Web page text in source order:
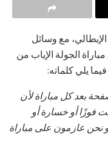
الإيطالي، مع وسائل
الجولة الإياب من
بعد كل مباراة لأن
فوزًا أو خسارة أو
و نحن عازمون على مباراة